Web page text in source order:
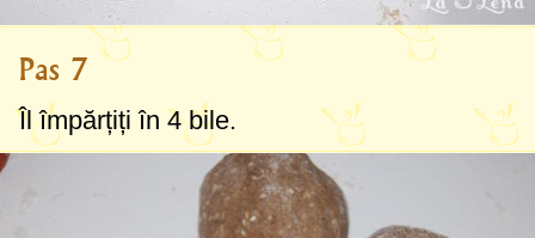
Pas 7
Îl împărțiți în 4 bile.